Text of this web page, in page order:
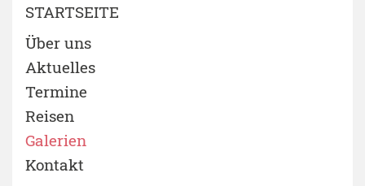
STARTSEITE
Über uns
Aktuelles
Termine
Reisen
Galerien
Kontakt